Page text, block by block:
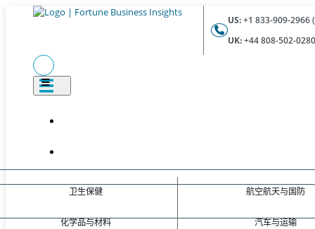
US:+1 833-909-2966
UK:+44 808-502-
卫生保健
化学品与材料
航空航天与国防
汽车与运输